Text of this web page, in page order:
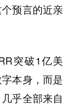
预言的近亲
突破1亿美
本身，而是
乎全部来自